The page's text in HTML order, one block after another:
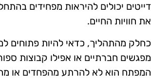
דייטים יכולים להיראות מפחידים
את חוויות החיים.
כחלק מהתהליך, כדאי להיות פתוחים
מפגשים חברתיים או אפילו קבוצות
המפתח הוא לא להרתע מהפחדים או